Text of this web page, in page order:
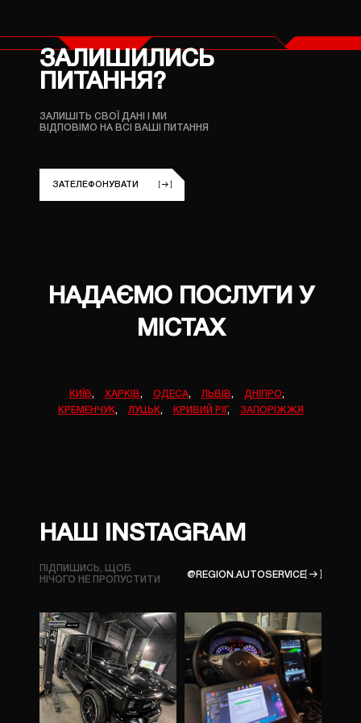
ЗАЛИШИЛИСЬ
ПИТАННЯ?
ЗАЛИШІТЬ СВОЇ ДАНІ
І МИ
ВІДПОВІМО НА ВСІ ВАШІ ПИТАННЯ
ЗАТЕЛЕФОНУВАТИ
НАДАЄМО ПОСЛУГИ У
МІСТАХ
КИЇВ, ХАРКІВ, ОДЕСА, ЛЬВІВ, ДНІПРО,
КРЕМЕНЧУК, ЛУЦЬК, КРИВИЙ РІГ, ЗАПОРІЖЖЯ
НАШ INSTAGRAM
ПІДПИШИСЬ, ЩОБ
НІЧОГО НЕ ПРОПУСТИТИ
@REGION.AUTOSERVICE